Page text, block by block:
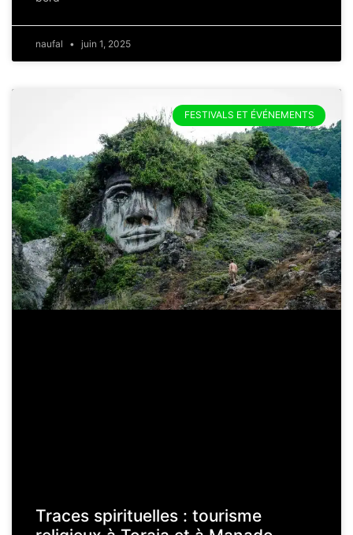
naufal juin 1, 2025
FESTIVALS ET ÉVÉNEMENTS
Traces spirituelles : tourisme